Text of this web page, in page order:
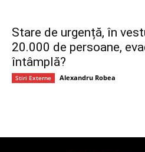
Stare de urgență, în
20.000 de persoane,
întâmplă?
Stiri Externe Alexandru Robea